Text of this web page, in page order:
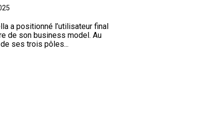
a positionné l’utilisateur final
de son business model. Au
ses trois pôles...